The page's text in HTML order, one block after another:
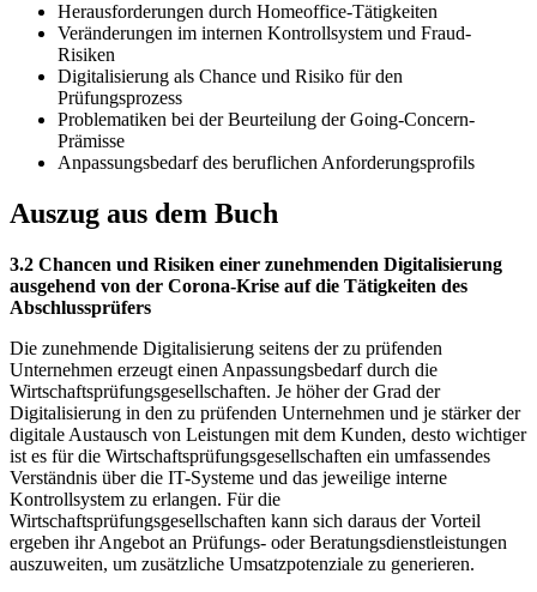
Herausforderungen durch Homeoffice-Tätigkeiten
Veränderungen im internen Kontrollsystem und Fraud-
Risiken
Digitalisierung als Chance und Risiko für den
Prüfungsprozess
Problematiken bei der Beurteilung der Going-Concern-
Prämisse
Anpassungsbedarf des beruflichen Anforderungsprofils
Auszug aus dem Buch
3.2 Chancen und Risiken einer zunehmenden Digitalisierung
ausgehend von der Corona-Krise auf die Tätigkeiten des
Abschlussprüfers
Die zunehmende Digitalisierung seitens der zu prüfenden
Unternehmen erzeugt einen Anpassungsbedarf durch die
Wirtschaftsprüfungsgesellschaften. Je höher der Grad der
Digitalisierung in den zu prüfenden Unternehmen und je stärker der
digitale Austausch von Leistungen mit dem Kunden, desto wichtiger
ist es für die Wirtschaftsprüfungsgesellschaften ein umfassendes
Verständnis über die IT-Systeme und das jeweilige interne
Kontrollsystem zu erlangen. Für die
Wirtschaftsprüfungsgesellschaften kann sich daraus der Vorteil
ergeben ihr Angebot an Prüfungs- oder Beratungsdienstleistungen
auszuweiten, um zusätzliche Umsatzpotenziale zu generieren.